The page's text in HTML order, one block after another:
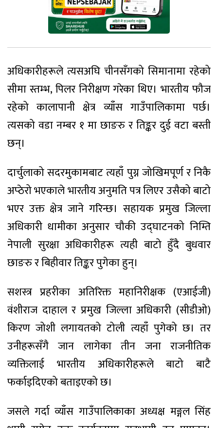
अधिकारीहरूले त्यसअघि चीनसँगको सिमानामा रहेको
सीमा स्तम्भ, पिलर निरीक्षण गरेका थिए। भारतीय फौज
रहेको कालापानी क्षेत्र व्याँस गाउँपालिकामा पर्छ।
त्यसको वडा नम्बर १ मा छाङरु र तिङ्कर दुई वटा बस्ती
छन्।
दार्चुलाको सदरमुकामबाट त्यहाँ पुग्न जोखिमपूर्ण र निकै
अप्ठेरो भएकाले भारतीय अनुमति पत्र लिएर उसैको बाटो
भएर उक्त क्षेत्र जाने गरिन्छ। सहायक प्रमुख जिल्ला
अधिकारी धामीका अनुसार चौकी उद्घाटनको निम्ति
नेपाली सुरक्षा अधिकारीहरू त्यही बाटो हुँदै बुधवार
छाङरु र बिहीवार तिङ्कर पुगेका हुन्।
सशस्त्र प्रहरीका अतिरिक्त महानिरीक्षक (एआईजी)
वंशीराज दाहाल र प्रमुख जिल्ला अधिकारी (सीडीओ)
किरण जोशी लगायतको टोली त्यहाँ पुगेको छ। तर
उनीहरूसँगै जान लागेका तीन जना राजनीतिक
व्यक्तिलाई भारतीय अधिकारीहरूले बाटो बाटै
फर्काइदिएको बताइएको छ।
जसले गर्दा व्याँस गाउँपालिकाका अध्यक्ष मङ्गल सिंह